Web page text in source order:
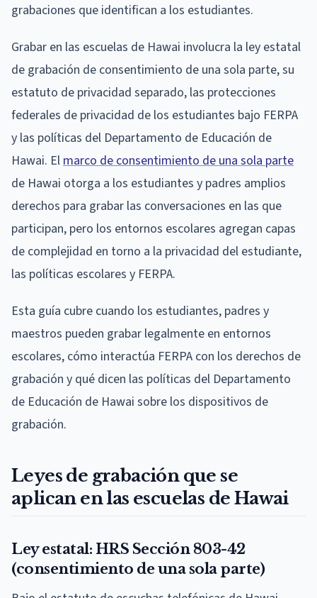
grabaciones que identifican a los estudiantes.
Grabar en las escuelas de Hawai involucra la ley estatal
de grabación de consentimiento de una sola parte, su
estatuto de privacidad separado, las protecciones
federales de privacidad de los estudiantes bajo FERPA
y las políticas del Departamento de Educación de
Hawai. El marco de consentimiento de una sola parte
de Hawai otorga a los estudiantes y padres amplios
derechos para grabar las conversaciones en las que
participan, pero los entornos escolares agregan capas
de complejidad en torno a la privacidad del estudiante,
las políticas escolares y FERPA.
Esta guía cubre cuando los estudiantes, padres y
maestros pueden grabar legalmente en entornos
escolares, cómo interactúa FERPA con los derechos de
grabación y qué dicen las políticas del Departamento
de Educación de Hawai sobre los dispositivos de
grabación.
Leyes de grabación que se
aplican en las escuelas de Hawai
Ley estatal: HRS Sección 803-42
(consentimiento de una sola parte)